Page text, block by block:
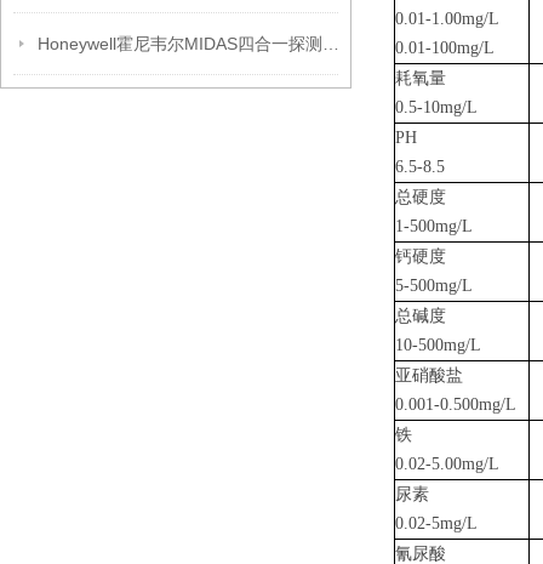
0.01-1.00mg/L
0.01-100mg/L
耗氧量
0.5-10mg/L
PH
6.5-8.5
总硬度
1-500mg/L
钙硬度
5-500mg/L
总碱度
10-500mg/L
亚硝酸盐
0.001-0.500mg/L
铁
0.02-5.00mg/L
尿素
0.02-5mg/L
氰尿酸